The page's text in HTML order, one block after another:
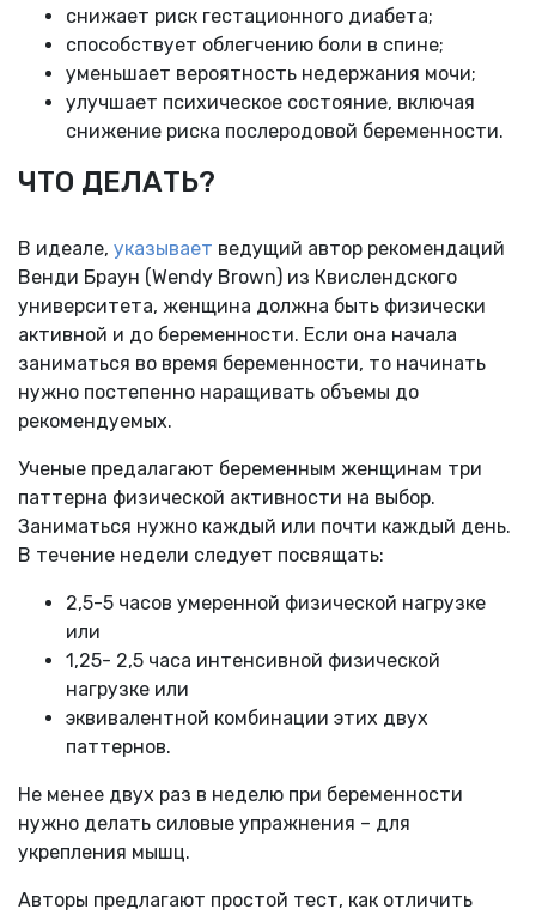
снижает риск гестационного диабета;
способствует облегчению боли в спине;
уменьшает вероятность недержания мочи;
улучшает психическое состояние, включая
снижение риска послеродовой беременности.
ЧТО ДЕЛАТЬ?
В идеале, указывает ведущий автор рекомендаций
Венди Браун (Wendy Brown) из Квислендского
университета, женщина должна быть физически
активной и до беременности. Если она начала
заниматься во время беременности, то начинать
нужно постепенно наращивать объемы до
рекомендуемых.
Ученые предалагают беременным женщинам три
паттерна физической активности на выбор.
Заниматься нужно каждый или почти каждый день.
В течение недели следует посвящать:
2,5-5 часов умеренной физической нагрузке
или
1,25- 2,5 часа интенсивной физической
нагрузке или
эквивалентной комбинации этих двух
паттернов.
Не менее двух раз в неделю при беременности
нужно делать силовые упражнения – для
укрепления мышц.
Авторы предлагают простой тест, как отличить